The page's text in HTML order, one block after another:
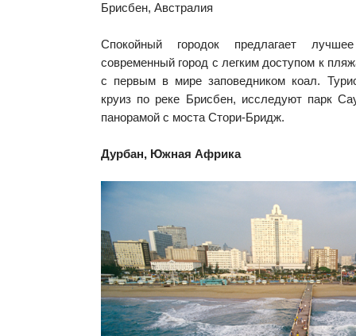
Брисбен, Австралия
Спокойный городок предлагает
современный город с легким доступом к
с первым в мире заповедником коал.
круиз по реке Брисбен, исследуют парк
панорамой с моста Стори-Бридж.
Дурбан, Южная Африка